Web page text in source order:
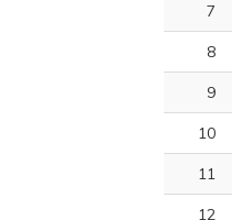
7
8
9
10
11
12